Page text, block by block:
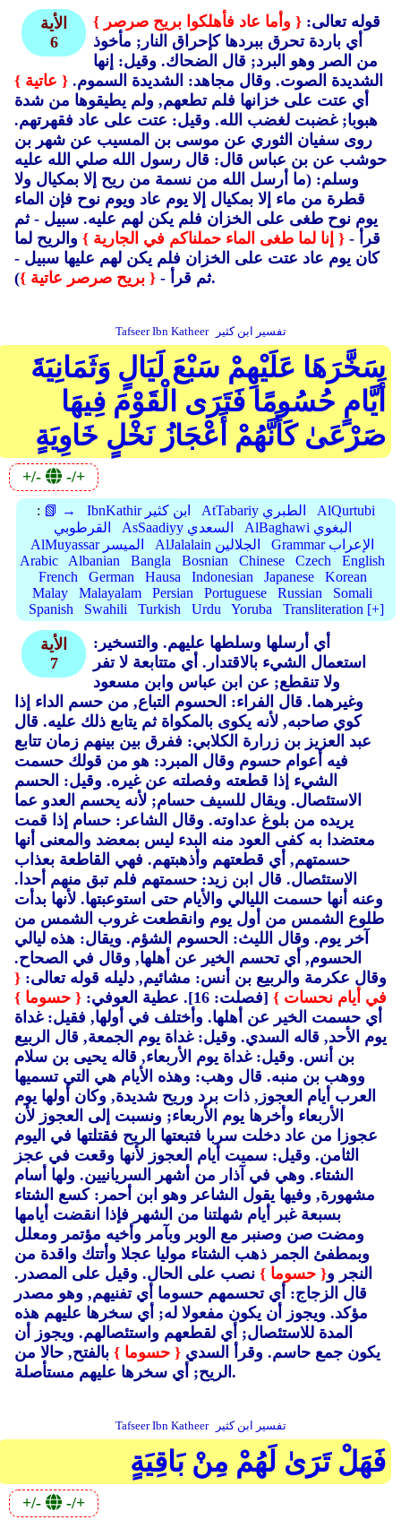
الأية
6
قوله تعالى: { وأما عاد فأهلكوا بريح صرصر }
أي باردة تحرق ببردها كإحراق النار; مأخوذ
من الصر وهو البرد; قال الضحاك. وقيل: إنها
الشديدة الصوت. وقال مجاهد: الشديدة السموم. { عاتية }
أي عتت على خزانها فلم تطعهم, ولم يطيقوها من شدة
هبوبا; غضبت لغضب الله. وقيل: عتت على عاد فقهرتهم.
روى سفيان الثوري عن موسى بن المسيب عن شهر بن
حوشب عن بن عباس قال: قال رسول الله صلي الله عليه
وسلم: (ما أرسل الله من نسمة من ريح إلا بمكيال ولا
قطرة من ماء إلا بمكيال إلا يوم عاد ويوم نوح فإن الماء
يوم نوح طغى على الخزان فلم يكن لهم عليه. سبيل - ثم
قرأ - { إنا لما طغى الماء حملناكم في الجارية } والريح لما
كان يوم عاد عتت على الخزان فلم يكن لهم عليها سبيل -
ثم قرأ - { بريح صرصر عاتية } ).
Tafseer Ibn Katheer تفسير ابن كثير
سَخَّرَهَا عَلَيْهِمْ سَبْعَ لَيَالٍ وَثَمَانِيَةَ
أَيَّامٍ حُسُومًا فَتَرَى الْقَوْمَ فِيهَا
صَرْعَىٰ كَأَنَّهُمْ أَعْجَازُ نَخْلٍ خَاوِيَةٍ
+/- -/+
: 📗 → IbnKathir ابن كثير AtTabariy الطبري
AlQurtubi
القرطوبي
AsSaadiyy السعدي
AlBaghawi البغوي
AlMuyassar الميسر
AlJalalain الجلالين
Grammar الإعراب
Arabic
Albanian Bangla Bosnian Chinese Czech
English
French
German Hausa Indonesian Japanese
Korean
Malay
Malayalam Persian Portuguese Russian
Somali
Spanish
Swahili Turkish Urdu Yoruba Transliteration [+]
الأية
7
أي أرسلها وسلطها عليهم. والتسخير:
استعمال الشيء بالاقتدار. أي متتابعة لا تفر
ولا تنقطع; عن ابن عباس وابن مسعود
وغيرهما. قال الفراء: الحسوم التباع, من حسم الداء إذا
كوي صاحبه, لأنه يكوى بالمكواة ثم يتابع ذلك عليه. قال
عبد العزيز بن زرارة الكلابي: ففرق بين بينهم زمان تتابع
فيه أعوام حسوم وقال المبرد: هو من قولك حسمت
الشيء إذا قطعته وفصلته عن غيره. وقيل: الحسم
الاستئصال. ويقال للسيف حسام; لأنه يحسم العدو عما
يريده من بلوغ عداوته. وقال الشاعر: حسام إذا قمت
معتضدا به كفى العود منه البدء ليس بمعضد والمعنى أنها
حسمتهم, أي قطعتهم وأذهبتهم. فهي القاطعة بعذاب
الاستئصال. قال ابن زيد: حسمتهم فلم تبق منهم أحدا.
وعنه أنها حسمت الليالي والأيام حتى استوعبتها. لأنها بدأت
طلوع الشمس من أول يوم وانقطعت غروب الشمس من
آخر يوم. وقال الليث: الحسوم الشؤم. ويقال: هذه ليالي
الحسوم, أي تحسم الخير عن أهلها, وقال في الصحاح.
وقال عكرمة والربيع بن أنس: مشائيم, دليله قوله تعالى: {
في أيام نحسات } [فصلت: 16]. عطية العوفي:
{ حسوما }
أي حسمت الخير عن أهلها. وأختلف في أولها, فقيل: غداة
يوم الأحد, قاله السدي. وقيل: غداة يوم الجمعة, قال الربيع
بن أنس. وقيل: غداة يوم الأربعاء, قاله يحيى بن سلام
ووهب بن منبه. قال وهب: وهذه الأيام هي التي تسميها
العرب أيام العجوز, ذات برد وريح شديدة, وكان أولها يوم
الأربعاء وأخرها يوم الأربعاء; ونسبت إلى العجوز لأن
عجوزا من عاد دخلت سربا فتبعتها الريح فقتلتها في اليوم
الثامن. وقيل: سميت أيام العجوز لأنها وقعت في عجز
الشتاء. وهي في آذار من أشهر السريانيين. ولها أسام
مشهورة, وفيها يقول الشاعر وهو ابن أحمر: كسع الشتاء
بسبعة غبر أيام شهلتنا من الشهر فإذا انقضت أيامها
ومضت صن وصنبر مع الوبر وبآمر وأخيه مؤتمر ومعلل
وبمطفئ الجمر ذهب الشتاء موليا عجلا وأتتك واقدة من
النجر و{ حسوما } نصب على الحال. وقيل على المصدر.
قال الزجاج: أي تحسمهم حسوما أي تفنيهم, وهو مصدر
مؤكد. ويجوز أن يكون مفعولا له; أي سخرها عليهم هذه
المدة للاستئصال; أي لقطعهم واستئصالهم. ويجوز أن
يكون جمع حاسم. وقرأ السدي { حسوما } بالفتح, حالا من
الريح; أي سخرها عليهم مستأصلة.
Tafseer Ibn Katheer تفسير ابن كثير
فَهَلْ تَرَىٰ لَهُمْ مِنْ بَاقِيَةٍ
+/- -/+